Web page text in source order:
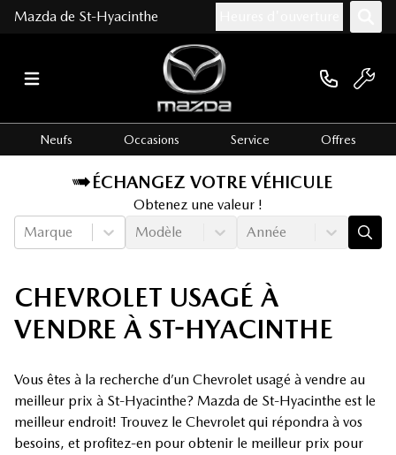
Mazda de St-Hyacinthe
Neufs Occasions Service Offres
ÉCHANGEZ VOTRE VÉHICULE
Obtenez une valeur !
Marque
Modèle Année
CHEVROLET USAGÉ À
VENDRE À ST-HYACINTHE
Vous êtes à la recherche d’un Chevrolet usagé à vendre au
meilleur prix à St-Hyacinthe? Mazda de St-Hyacinthe est le
meilleur endroit! Trouvez le Chevrolet qui répondra à vos
besoins, et profitez-en pour obtenir le meilleur prix pour